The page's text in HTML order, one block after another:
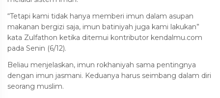
“Tetapi kami tidak hanya memberi imun dalam asupan
makanan bergizi saja, imun batiniyah juga kami lakukan”
kata Zulfathon ketika ditemui kontributor kendalmu.com
pada Senin (6/12).
Beliau menjelaskan, imun rokhaniyah sama pentingnya
dengan imun jasmani. Keduanya harus seimbang dalam diri
seorang muslim.